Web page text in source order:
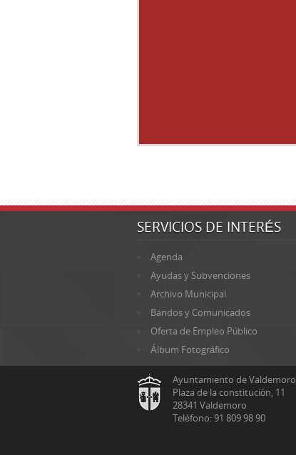
SERVICIOS DE INTERÉS
Agenda
Ayudas y Subvenciones
Archivo Municipal
Bandos y Comunicados
Oferta de Empleo Público
Álbum Fotográfico
Ayuntamiento de Valdemoro
Plaza de la constitución, 11
28341 Valdemoro
Teléfono: 91 809 98 90